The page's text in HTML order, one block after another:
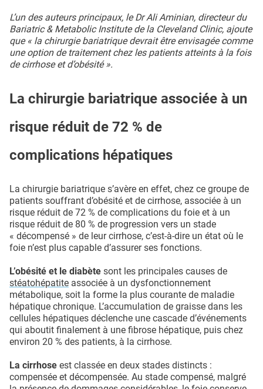
L’un des auteurs principaux, le Dr Ali Aminian, directeur du
Bariatric & Metabolic Institute de la Cleveland Clinic, ajoute
que « la chirurgie bariatrique devrait être envisagée comme
une option de traitement chez les patients atteints à la fois
de cirrhose et d’obésité ».
La chirurgie bariatrique associée à un
risque réduit de 72 % de
complications hépatiques
La chirurgie bariatrique s’avère en effet, chez ce groupe de
patients souffrant d’obésité et de cirrhose, associée à un
risque réduit de 72 % de complications du foie et à un
risque réduit de 80 % de progression vers un stade
« décompensé » de leur cirrhose, c’est-à-dire un état où le
foie n’est plus capable d’assurer ses fonctions.
L’obésité et le diabète sont les principales causes de
stéatohépatite associée à un dysfonctionnement
métabolique, soit la forme la plus courante de maladie
hépatique chronique. L’accumulation de graisse dans les
cellules hépatiques déclenche une cascade d’événements
qui aboutit finalement à une fibrose hépatique, puis chez
environ 20 % des patients, à la cirrhose.
La cirrhose est classée en deux stades distincts :
compensée et décompensée. Au stade compensé, malgré